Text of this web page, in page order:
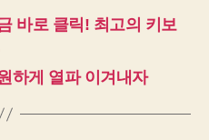
바로 클릭! 최고의 키보
하게 열파 이겨내자